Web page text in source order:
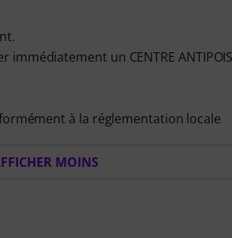
immédiatement un CENTRE
à la réglementation locale
MOINS